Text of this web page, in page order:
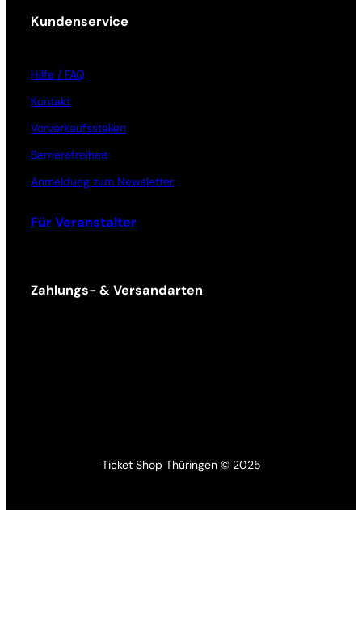
Kundenservice
Hilfe / FAQ
Kontakt
Vorverkaufsstellen
Barrierefreiheit
Anmeldung zum Newsletter
Für Veranstalter
Zahlungs- & Versandarten
Ticket Shop Thüringen © 2025